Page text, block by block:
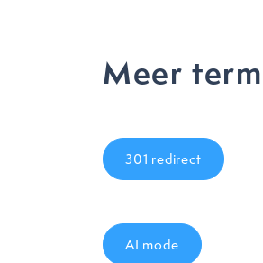
Meer
301 redirect
AI mode